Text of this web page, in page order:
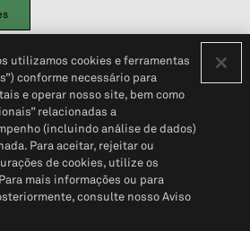
de privacidade do cliente (em inglês)
Pessoais© 2026 S&P Global
utilizamos cookies e ferramentas
conforme necessário para
e operar nosso site, bem como
relacionadas a
(incluindo análise de dados)
Para aceitar, rejeitar ou
de cookies, utilize os
mais informações ou para
consulte nosso Aviso